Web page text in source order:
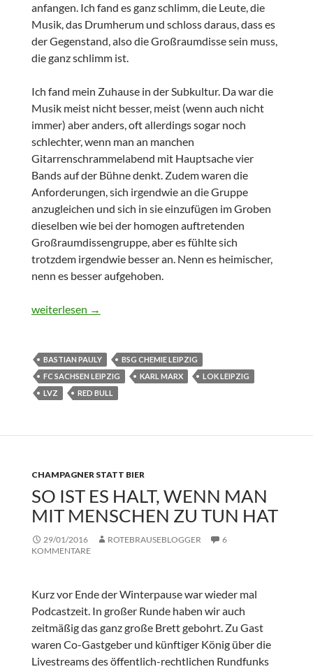
anfangen. Ich fand es ganz schlimm, die Leute, die
Musik, das Drumherum und schloss daraus, dass es
der Gegenstand, also die Großraumdisse sein muss,
die ganz schlimm ist.
Ich fand mein Zuhause in der Subkultur. Da war die
Musik meist nicht besser, meist (wenn auch nicht
immer) aber anders, oft allerdings sogar noch
schlechter, wenn man an manchen
Gitarrenschrammelabend mit Hauptsache vier
Bands auf der Bühne denkt. Zudem waren die
Anforderungen, sich irgendwie an die Gruppe
anzugleichen und sich in sie einzufügen im Groben
dieselben wie bei der homogen auftretenden
Großraumdissengruppe, aber es fühlte sich
trotzdem irgendwie besser an. Nenn es heimischer,
nenn es besser aufgehoben.
Zwischen Eckkneipe und Großraumdisse
weiterlesen →
BASTIAN PAULY
BSG CHEMIE LEIPZIG
FC SACHSEN LEIPZIG
KARL MARX
LOK LEIPZIG
LVZ
RED BULL
CHAMPAGNER STATT BIER
SO IST ES HALT, WENN MAN
MIT MENSCHEN ZU TUN HAT
29/01/2016 ROTEBRAUSEBLOGGER
6
KOMMENTARE
Kurz vor Ende der Winterpause war wieder mal
Podcastzeit. In großer Runde haben wir auch
zeitmäßig das ganz große Brett gebohrt. Zu Gast
waren Co-Gastgeber und künftiger König über die
Livestreams des öffentlich-rechtlichen Rundfunks